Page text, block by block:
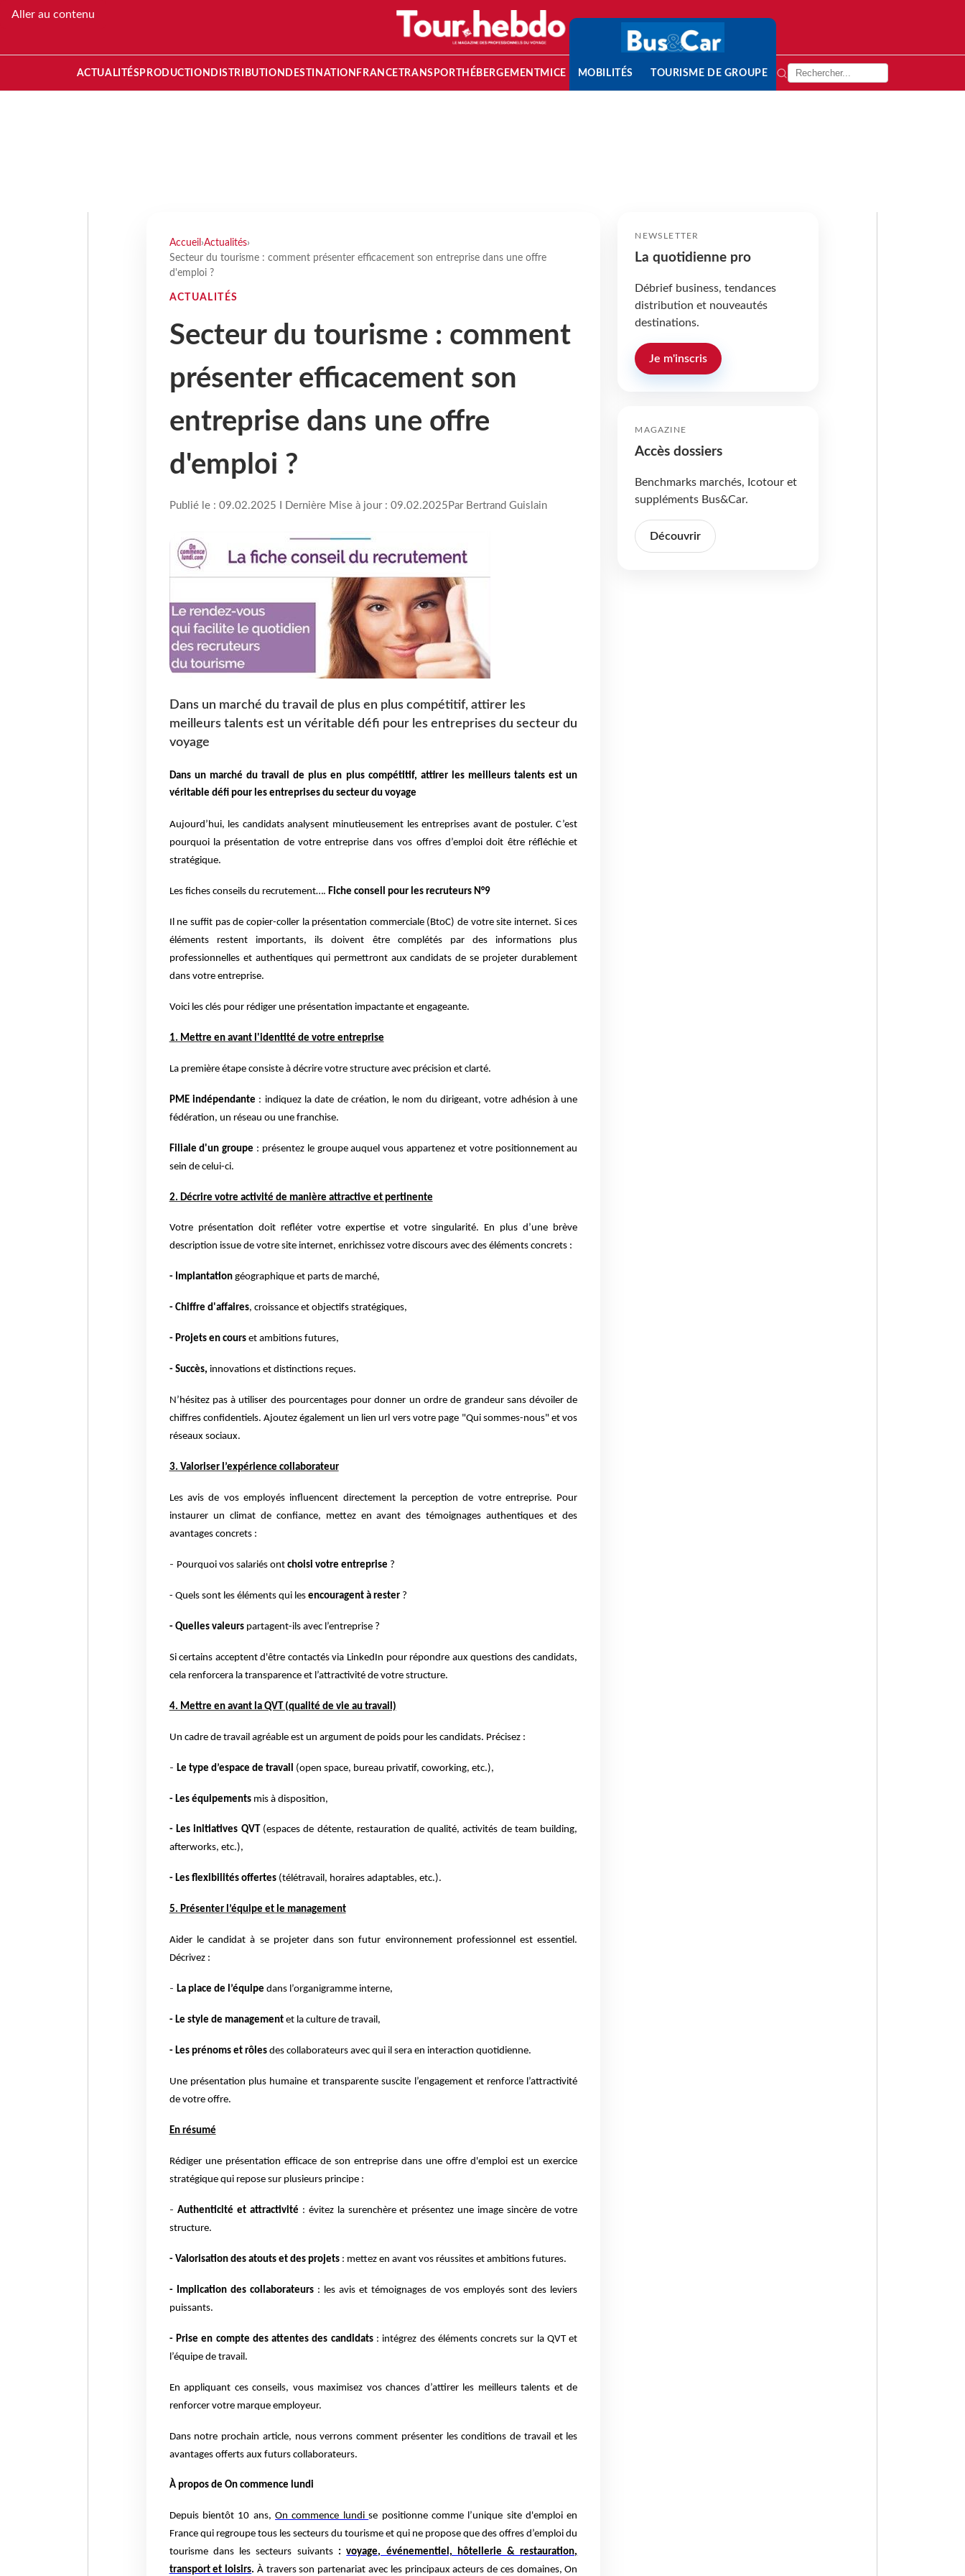
Aller au contenu
ACTUALITÉS PRODUCTION DISTRIBUTION DESTINATION FRANCETRANSPORT HÉBERGEMENTMICE MOBILITÉS TOURISME DE GROUPE
Accueil ›Actualités›
Secteur du tourisme : comment présenter efficacement son entreprise dans une offre
d'emploi ?
ACTUALITÉS
Secteur du tourisme : comment
présenter efficacement son
entreprise dans une offre
d'emploi ?
Publié le : 09.02.2025 I Dernière Mise à jour : 09.02.2025 Par Bertrand Guislain
Dans un marché du travail de plus en plus compétitif, attirer les
meilleurs talents est un véritable défi pour les entreprises du secteur du
voyage
Dans un marché du travail de plus en plus compétitif, attirer les meilleurs talents est un
véritable défi pour les entreprises du secteur du voyage
Aujourd’hui, les candidats analysent minutieusement les entreprises avant de postuler. C’est
pourquoi la présentation de votre entreprise dans vos offres d’emploi doit être réfléchie et
stratégique.
Les fiches conseils du recrutement…. Fiche conseil pour les recruteurs N°9
Il ne suffit pas de copier-coller la présentation commerciale (BtoC) de votre site internet. Si ces
éléments restent importants, ils doivent être complétés par des informations plus
professionnelles et authentiques qui permettront aux candidats de se projeter durablement
dans votre entreprise.
Voici les clés pour rédiger une présentation impactante et engageante.
1. Mettre en avant l'identité de votre entreprise
La première étape consiste à décrire votre structure avec précision et clarté.
PME indépendante : indiquez la date de création, le nom du dirigeant, votre adhésion à une
fédération, un réseau ou une franchise.
Filiale d'un groupe : présentez le groupe auquel vous appartenez et votre positionnement au
sein de celui-ci.
2. Décrire votre activité de manière attractive et pertinente
Votre présentation doit refléter votre expertise et votre singularité. En plus d’une brève
description issue de votre site internet, enrichissez votre discours avec des éléments concrets :
- Implantationgéographique et parts de marché,
- Chiffre d'affaires, croissance et objectifs stratégiques,
- Projets en courset ambitions futures,
- Succès, innovations et distinctions reçues.
N’hésitez pas à utiliser des pourcentages pour donner un ordre de grandeur sans dévoiler de
chiffres confidentiels. Ajoutez également un lien url vers votre page "Qui sommes-nous" et vos
réseaux sociaux.
3. Valoriser l’expérience collaborateur
Les avis de vos employés influencent directement la perception de votre entreprise. Pour
instaurer un climat de confiance, mettez en avant des témoignages authentiques et des
avantages concrets :
- Pourquoi vos salariés ont choisi votre entreprise ?
- Quels sont les éléments qui les encouragent à rester?
- Quelles valeurspartagent-ils avec l’entreprise ?
Si certains acceptent d'être contactés via LinkedIn pour répondre aux questions des candidats,
cela renforcera la transparence et l’attractivité de votre structure.
4. Mettre en avant la QVT (qualité de vie au travail)
Un cadre de travail agréable est un argument de poids pour les candidats. Précisez :
- Le type d’espace de travail (open space, bureau privatif, coworking, etc.),
- Les équipementsmis à disposition,
- Les initiatives QVT (espaces de détente, restauration de qualité, activités de team building,
afterworks, etc.),
- Les flexibilités offertes(télétravail, horaires adaptables, etc.).
5. Présenter l’équipe et le management
Aider le candidat à se projeter dans son futur environnement professionnel est essentiel.
Décrivez :
- La place de l’équipe dans l’organigramme interne,
- Le style de managementet la culture de travail,
- Les prénoms et rôlesdes collaborateurs avec qui il sera en interaction quotidienne.
Une présentation plus humaine et transparente suscite l’engagement et renforce l’attractivité
de votre offre.
En résumé
Rédiger une présentation efficace de son entreprise dans une offre d'emploi est un exercice
stratégique qui repose sur plusieurs principe :
-Authenticité et attractivité : évitez la surenchère et présentez une image sincère de votre
structure.
- Valorisation des atouts et des projets: mettez en avant vos réussites et ambitions futures.
- Implication des collaborateurs: les avis et témoignages de vos employés sont des leviers
puissants.
- Prise en compte des attentes des candidats: intégrez des éléments concrets sur la QVT et
l’équipe de travail.
En appliquant ces conseils, vous maximisez vos chances d’attirer les meilleurs talents et de
renforcer votre marque employeur.
Dans notre prochain article, nous verrons comment présenter les conditions de travail et les
avantages offerts aux futurs collaborateurs.
À propos de On commence lundi
Depuis bientôt 10 ans,On commence lundise positionne comme l’unique site d'emploi en
France qui regroupe tous les secteurs du tourisme et qui ne propose que des offres d’emploi du
tourisme dans les secteurs suivants :voyage, événementiel, hôtellerie & restauration,
transport et loisirs. À travers son partenariat avec les principaux acteurs de ces domaines, On
NEWSLETTER
La quotidienne pro
Débrief business, tendances
distribution et nouveautés
destinations.
Je m'inscris
MAGAZINE
Accès dossiers
Benchmarks marchés, Icotour et
suppléments Bus&Car.
Découvrir